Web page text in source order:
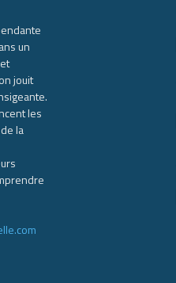
un
jouit
les
la